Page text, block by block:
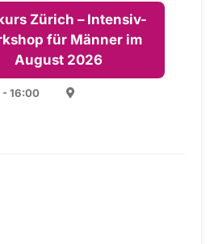
Zürich – Intensiv-
für Männer im
August 2026
- 16:00